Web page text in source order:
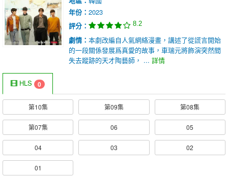
年份： 2023
評分：
8.2
劇情： 本劇改編自人氣網絡漫畫，講述了從謊言開始
的一段關係發展爲真愛的故事，車瑞元將飾演突然間
失去蹤跡的天才陶藝師， ... 詳情
HLS 0
第10集 第09集 第08集
第07集 06 05
04 03 02
01